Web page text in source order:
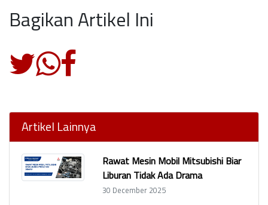
Bagikan Artikel Ini
Artikel Lainnya
Rawat Mesin Mobil Mitsubishi Biar
Liburan Tidak Ada Drama
30 December 2025